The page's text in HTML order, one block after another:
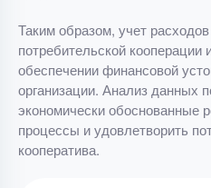
Таким образом, учет
потребительской кооперации
обеспечении финансовой
организации. Анализ данных
экономически обоснованные
процессы и удовлетворить
кооператива.